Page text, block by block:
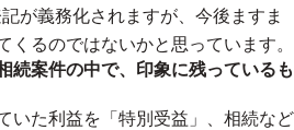
が義務化されますが、今後ますま
くるのではないかと思っています。
続案件の中で、印象に残っているも
いた利益を「特別受益」、相続など